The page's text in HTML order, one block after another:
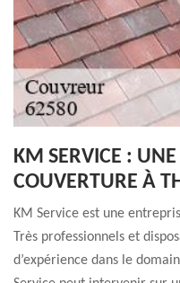
KM SERVICE : UNE
COUVERTURE À
KM Service est une
Très professionnels et
d’expérience dans le